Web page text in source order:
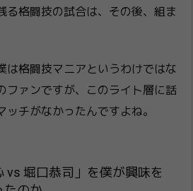
る格闘技の試合は、その後、組ま
は格闘技マニアというわけではな
ファンですが、このライト層に話
チがなかったんですよね。
vs 堀口恭司」を僕が興味を